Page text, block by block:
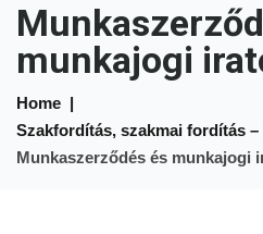
munkajogi
Home |
Szakfordítás, szakmai fordítás
Munkaszerződés és munkajogi